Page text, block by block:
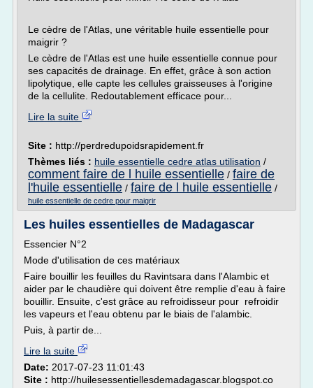
Le cèdre de l'Atlas, une véritable huile essentielle pour
maigrir ?
Le cèdre de l'Atlas est une huile essentielle connue pour
ses capacités de drainage. En effet, grâce à son action
lipolytique, elle capte les cellules graisseuses à l'origine
de la cellulite. Redoutablement efficace pour...
Lire la suite
Site : http://perdredupoidsrapidement.fr
Thèmes liés : huile essentielle cedre atlas utilisation /
comment faire de l huile essentielle / faire de
l'huile essentielle / faire de l huile essentielle /
huile essentielle de cedre pour maigrir
Les huiles essentielles de Madagascar
Essencier N°2
Mode d'utilisation de ces matériaux
Faire bouillir les feuilles du Ravintsara dans l'Alambic et
aider par le chaudière qui doivent être remplie d'eau à faire
bouillir. Ensuite, c'est grâce au refroidisseur pour refroidir
les vapeurs et l'eau obtenu par le biais de l'alambic.
Puis, à partir de...
Lire la suite
Date: 2017-07-23 11:01:43
Site : http://huilesessentiellesdemadagascar.blogspot.co